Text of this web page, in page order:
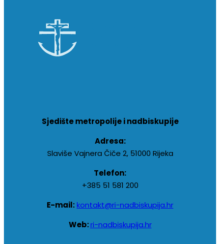
Sjedište metropolije i nadbiskupije
Adresa:
Slaviše Vajnera Čiče 2, 51000 Rijeka
Telefon:
+385 51 581 200
E-mail:kontakt@ri-nadbiskupija.hr
Web:ri-nadbiskupija.hr